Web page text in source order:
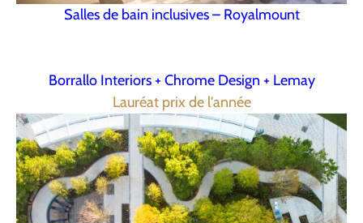
Salles de bain inclusives – Royalmount
Borrallo Interiors + Chrome Design + Lemay
Lauréat prix de l'année